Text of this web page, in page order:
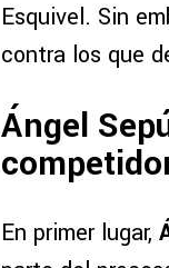
Esquivel. Sin
contra los que
Ángel
En primer lugar,